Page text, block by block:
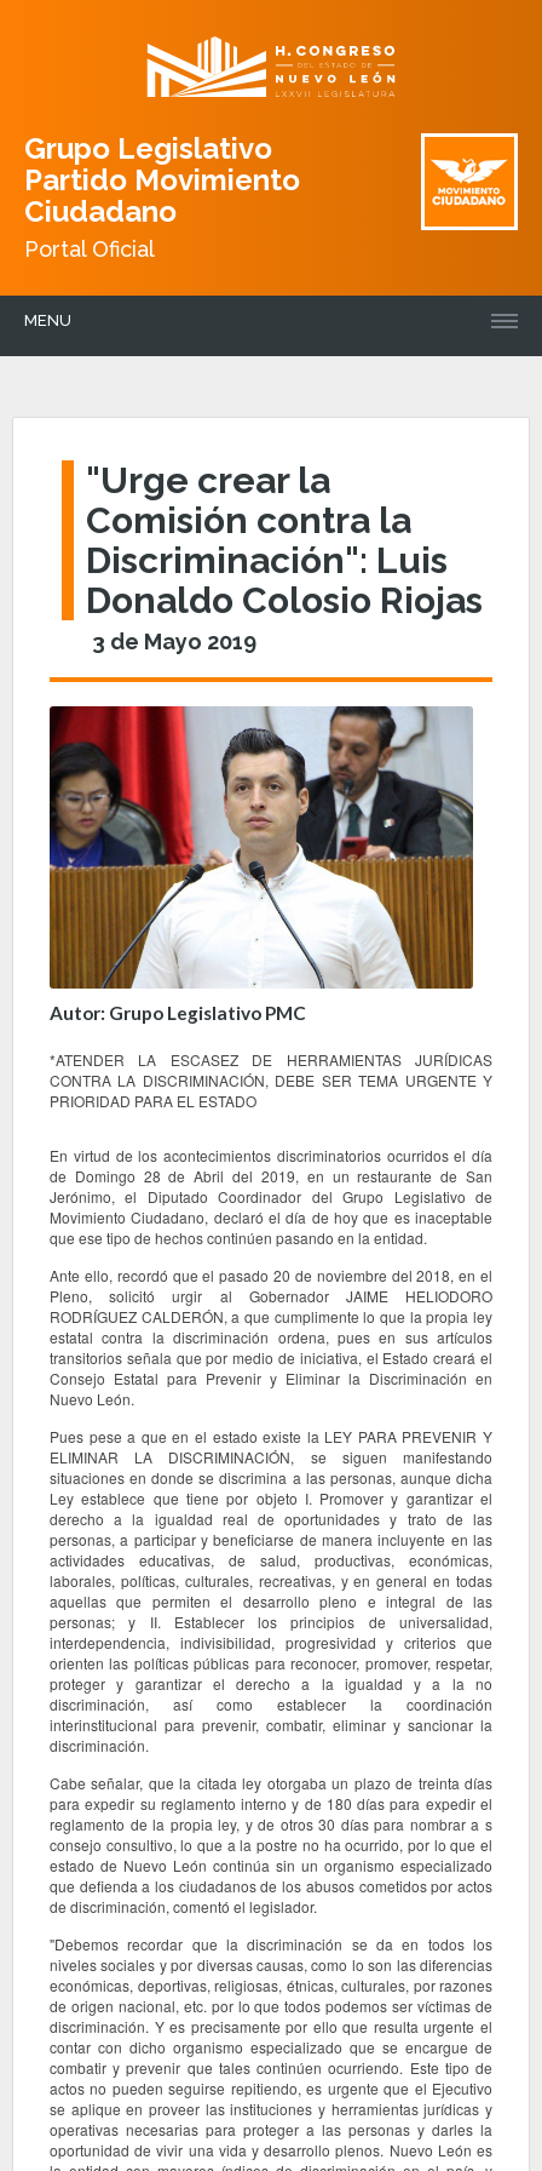
Grupo Legislativo
Partido Movimiento
Ciudadano
Portal Oficial
MENU
"Urge crear la
Comisión contra la
Discriminación": Luis
Donaldo Colosio Riojas
3 de Mayo 2019
Autor: Grupo Legislativo PMC
*ATENDER LA ESCASEZ DE HERRAMIENTAS JURÍDICAS
CONTRA LA DISCRIMINACIÓN, DEBE SER TEMA URGENTE Y
PRIORIDAD PARA EL ESTADO
En virtud de los acontecimientos discriminatorios ocurridos el día
de Domingo 28 de Abril del 2019, en un restaurante de San
Jerónimo, el Diputado Coordinador del Grupo Legislativo de
Movimiento Ciudadano, declaró el día de hoy que es inaceptable
que ese tipo de hechos continúen pasando en la entidad.
Ante ello, recordó que el pasado 20 de noviembre del 2018, en el
Pleno, solicitó urgir al Gobernador JAIME HELIODORO
RODRÍGUEZ CALDERÓN, a que cumplimente lo que la propia ley
estatal contra la discriminación ordena, pues en sus artículos
transitorios señala que por medio de iniciativa, el Estado creará el
Consejo Estatal para Prevenir y Eliminar la Discriminación en
Nuevo León.
Pues pese a que en el estado existe la LEY PARA PREVENIR Y
ELIMINAR LA DISCRIMINACIÓN, se siguen manifestando
situaciones en donde se discrimina a las personas, aunque dicha
Ley establece que tiene por objeto I. Promover y garantizar el
derecho a la igualdad real de oportunidades y trato de las
personas, a participar y beneficiarse de manera incluyente en las
actividades educativas, de salud, productivas, económicas,
laborales, políticas, culturales, recreativas, y en general en todas
aquellas que permiten el desarrollo pleno e integral de las
personas; y II. Establecer los principios de universalidad,
interdependencia, indivisibilidad, progresividad y criterios que
orienten las políticas públicas para reconocer, promover, respetar,
proteger y garantizar el derecho a la igualdad y a la no
discriminación, así como establecer la coordinación
interinstitucional para prevenir, combatir, eliminar y sancionar la
discriminación.
Cabe señalar, que la citada ley otorgaba un plazo de treinta días
para expedir su reglamento interno y de 180 días para expedir el
reglamento de la propia ley, y de otros 30 días para nombrar a s
consejo consultivo, lo que a la postre no ha ocurrido, por lo que el
estado de Nuevo León continúa sin un organismo especializado
que defienda a los ciudadanos de los abusos cometidos por actos
de discriminación, comentó el legislador.
"Debemos recordar que la discriminación se da en todos los
niveles sociales y por diversas causas, como lo son las diferencias
económicas, deportivas, religiosas, étnicas, culturales, por razones
de origen nacional, etc. por lo que todos podemos ser víctimas de
discriminación. Y es precisamente por ello que resulta urgente el
contar con dicho organismo especializado que se encargue de
combatir y prevenir que tales continúen ocurriendo. Este tipo de
actos no pueden seguirse repitiendo, es urgente que el Ejecutivo
se aplique en proveer las instituciones y herramientas jurídicas y
operativas necesarias para proteger a las personas y darles la
oportunidad de vivir una vida y desarrollo plenos. Nuevo León es